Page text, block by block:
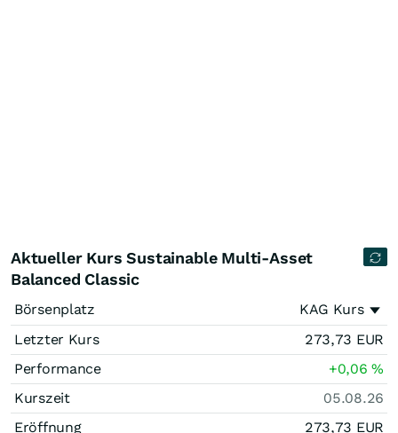
Aktueller Kurs Sustainable Multi-Asset
Balanced Classic
Börsenplatz
KAG Kurs
Letzter Kurs
273,73 EUR
Performance
+0,06%
Kurszeit
05.08.26
Eröffnung
273,73 EUR